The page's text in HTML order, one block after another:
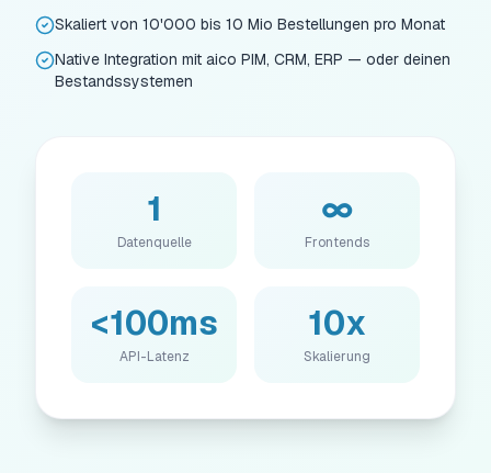
Skaliert von 10'000 bis 10 Mio Bestellungen pro Monat
Native Integration mit aico PIM, CRM, ERP — oder deinen
Bestandssystemen
1
Datenquelle
∞
Frontends
<100ms
API-Latenz
10x
Skalierung